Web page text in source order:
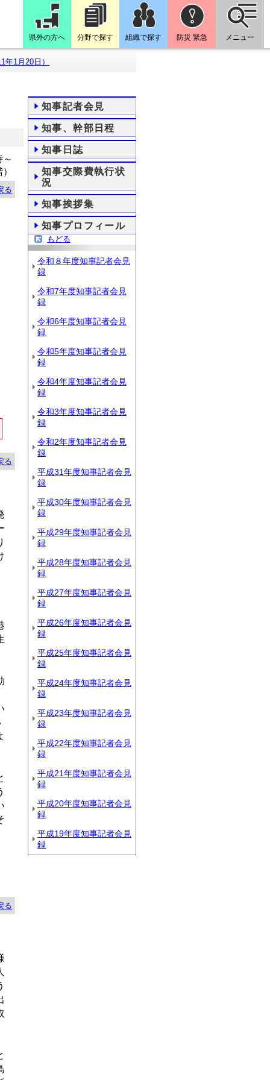
県外の方へ 分野で探す 組織で探す 防災 緊急 メニュー
年1月20日）
る
る
る
知事記者会見
知事、幹部日程
知事日誌
知事交際費執行状
況
知事挨拶集
知事プロフィール
もどる
令和８年度知事記者会見
録
令和7年度知事記者会見
録
令和6年度知事記者会見
録
令和5年度知事記者会見
録
令和4年度知事記者会見
録
令和3年度知事記者会見
録
令和2年度知事記者会見
録
平成31年度知事記者会見
録
平成30年度知事記者会見
録
平成29年度知事記者会見
録
平成28年度知事記者会見
録
平成27年度知事記者会見
録
平成26年度知事記者会見
録
平成25年度知事記者会見
録
平成24年度知事記者会見
録
平成23年度知事記者会見
録
平成22年度知事記者会見
録
平成21年度知事記者会見
録
平成20年度知事記者会見
録
平成19年度知事記者会見
録